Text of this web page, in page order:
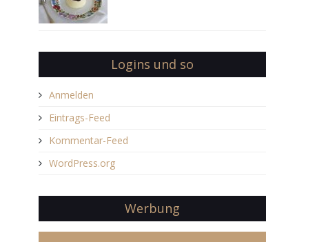
Logins und so
Anmelden
Eintrags-Feed
Kommentar-Feed
WordPress.org
Werbung